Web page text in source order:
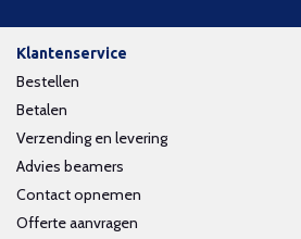
Klantenservice
Bestellen
Betalen
Verzending en levering
Advies beamers
Contact opnemen
Offerte aanvragen